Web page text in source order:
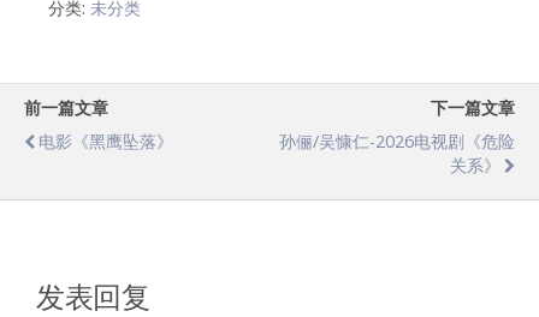
分类: 未分类
前一篇文章
电影《黑鹰坠落》
下一篇文章
孙俪/吴慷仁-2026电视剧《危险
关系》
发表回复